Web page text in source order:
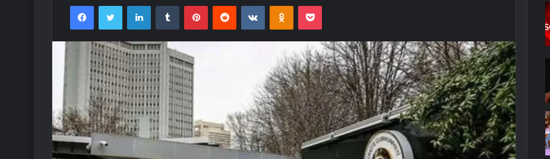
FacebookTwitter LinkedInTumblr PinterestReddit VKontakteOdnoklassniki
Pocket